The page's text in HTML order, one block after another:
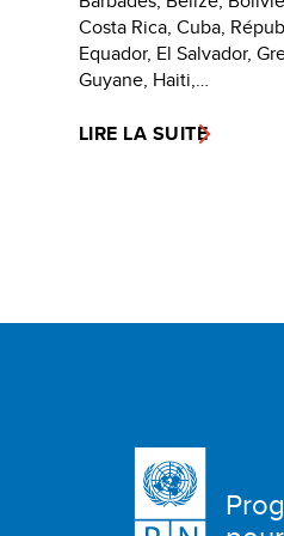
Costa Rica, Cuba,
Equador, El Salvador,
Guyane, Haiti,…
LIRE LA SUITE